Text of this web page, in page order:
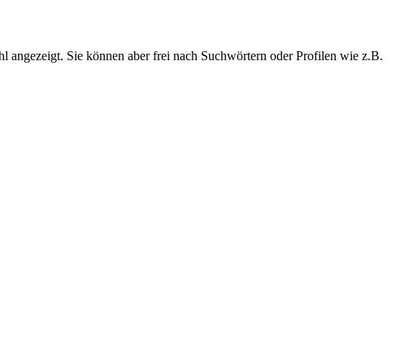
angezeigt. Sie können aber frei nach Suchwörtern oder Profilen wie z.B.